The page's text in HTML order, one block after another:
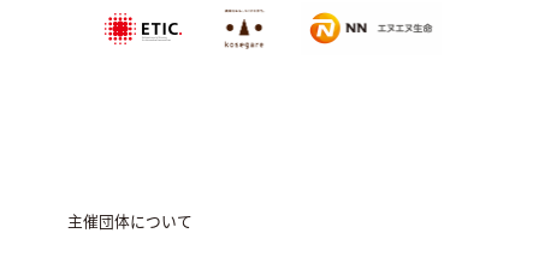
特定非営利活動法
人エティック
NPO法人農家
のこせがれネ
ットワーク
エヌエヌ生命保険株式会社
主催団体について